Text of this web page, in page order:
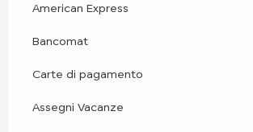
American Express
Bancomat
Carte di pagamento
Assegni Vacanze